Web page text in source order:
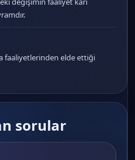
faaliyetlerinden elde ettiği
sorular